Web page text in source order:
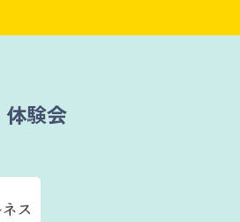
体験会